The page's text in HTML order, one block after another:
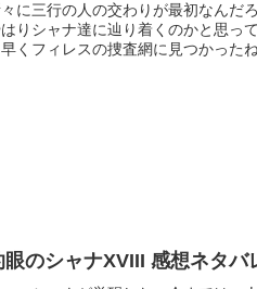
に三行の人の交わりが最初なんだ
りシャナ達に辿り着くのかと思っ
早くフィレスの捜査網に見つかった
眼のシャナXVIII 感想ネタバ